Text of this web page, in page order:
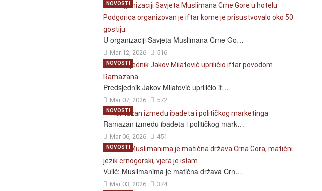
U organizaciji Savjeta Muslimana Crne Go…
Mar 12, 2026 516
NOVOSTI
Predsjednik Jakov Milatović upriličio if…
Mar 07, 2026 572
NOVOSTI
Ramazan između ibadeta i političkog mark…
Mar 06, 2026 451
NOVOSTI
Vulić: Muslimanima je matična država Crn…
Mar 03, 2026 374
NOVOSTI